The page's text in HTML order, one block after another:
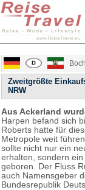
Zweitgrößte
NRW
Aus Ackerland
Harpen befand sich
Roberts hatte für
Metropole weit
sollte nicht nur ein
erhalten, sondern
geboren. Der Fluss
auch Namensgeber
Bundesrepublik